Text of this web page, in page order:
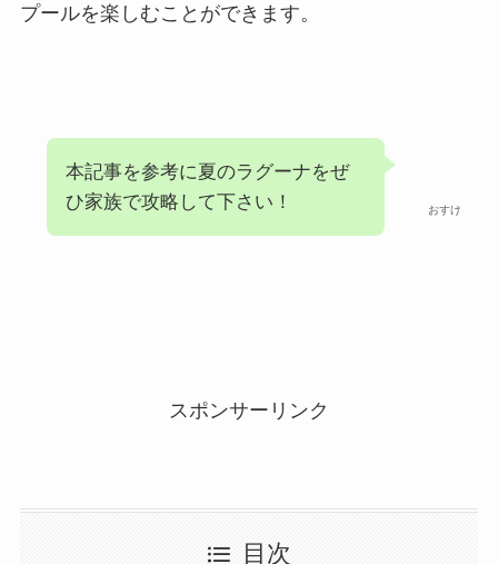
プールを楽しむことができます。
おすけ
本記事を参考に夏のラグーナをぜ
ひ家族で攻略して下さい！
スポンサーリンク
目次